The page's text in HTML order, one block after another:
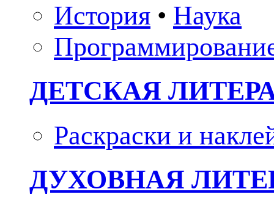
История • Наука
ДЕТСКАЯ
Раскраски и
ДУХОВНАЯ